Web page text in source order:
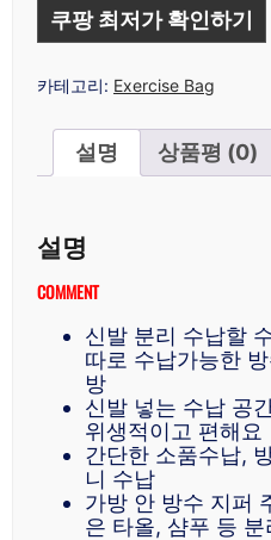
쿠팡 최저가 확인하기
카테고리: Exercise Bag
설명 상품평 (0)
설명
COMMENT
신발 분리 수납할
따로 수납가능한
방
신발 넣는 수납 공
위생적이고 편해요
간단한 소품수납,
니 수납
가방 안 방수 지퍼
은 타올, 샴푸 등